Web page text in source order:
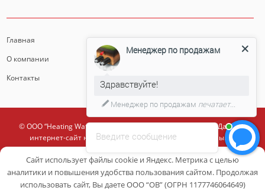
Главная
О компании
Контакты
© ООО “Heating Water” 2017-2026. Все права защищены. Данный
интернет-сайт носит исключительно информационный и
ознакомительный характер и ни при каких условиях
информационные материалы и цены, размещенные на сайте, не
являются публичной офертой, определяемой положениями ст. 437 ГК
РФ.
Сайт использует файлы cookie и Яндекс. Метрика с целью
аналитики и повышения удобства пользования сайтом. Продолжая
использовать сайт, Вы даете ООО “ОВ” (ОГРН 1177746064649)
Введите сообщение
Менеджер по продажам
Здравствуйте!
Менеджер по продажам печатает...